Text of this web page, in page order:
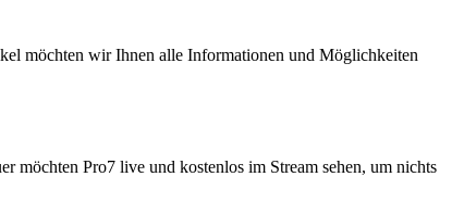
möchten wir Ihnen alle Informationen und Möglichkeiten
möchten Pro7 live und kostenlos im Stream sehen, um nichts